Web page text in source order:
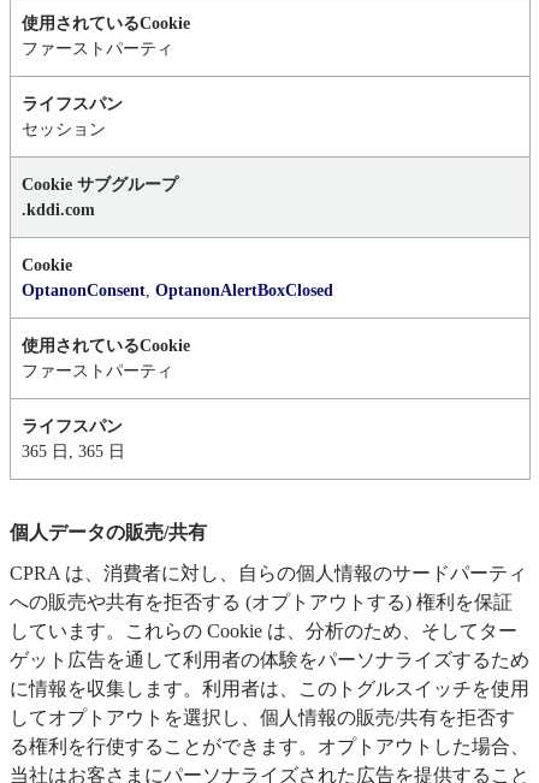
ファーストパーティ
セッション
.kddi.com
OptanonConsent OptanonAlertBoxClosed
ファーストパーティ
365 日, 365 日
個人データの販売/共有
CPRA は、消費者に対し、自らの個人情報のサードパーティ
への販売や共有を拒否する (オプトアウトする) 権利を保証
しています。これらの Cookie は、分析のため、そしてター
ゲット広告を通して利用者の体験をパーソナライズするため
に情報を収集します。利用者は、このトグルスイッチを使用
してオプトアウトを選択し、個人情報の販売/共有を拒否す
る権利を行使することができます。オプトアウトした場合、
当社はお客さまにパーソナライズされた広告を提供すること